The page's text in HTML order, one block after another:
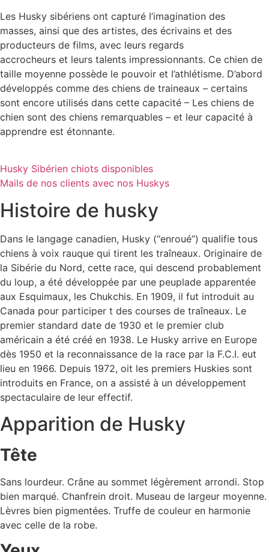
Les Husky sibériens ont capturé l’imagination des
masses, ainsi que des artistes, des écrivains et des
producteurs de films, avec leurs regards
accrocheurs et leurs talents impressionnants. Ce chien de
taille moyenne possède le pouvoir et l’athlétisme. D’abord
développés comme des chiens de traineaux – certains
sont encore utilisés dans cette capacité – Les chiens de
chien sont des chiens remarquables – et leur capacité à
apprendre est étonnante.
Husky Sibérien chiots disponibles
Mails de nos clients avec nos Huskys
Histoire de husky
Dans le langage canadien, Husky (“enroué”) qualifie tous
chiens à voix rauque qui tirent les traîneaux. Originaire de
la Sibérie du Nord, cette race, qui descend probablement
du loup, a été développée par une peuplade apparentée
aux Esquimaux, les Chukchis. En 1909, il fut introduit au
Canada pour participer t des courses de traîneaux. Le
premier standard date de 1930 et le premier club
américain a été créé en 1938. Le Husky arrive en Europe
dès 1950 et la reconnaissance de la race par la F.C.I. eut
lieu en 1966. Depuis 1972, oit les premiers Huskies sont
introduits en France, on a assisté à un développement
spectaculaire de leur effectif.
Apparition de Husky
Tête
Sans lourdeur. Crâne au sommet légèrement arrondi. Stop
bien marqué. Chanfrein droit. Museau de largeur moyenne.
Lèvres bien pigmentées. Truffe de couleur en harmonie
avec celle de la robe.